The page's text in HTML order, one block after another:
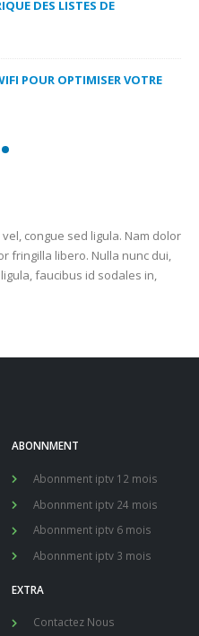
DES LISTES DE
POUR OPTIMISER VOTRE
congue sed ligula. Nam dolor
fringilla libero. Nulla nunc dui,
faucibus id sodales in,
ABONNMENT
Abonnment iptv 12 mois
Abonnment iptv 24 mois
Abonnment iptv 6 mois
Abonnment iptv 3 mois
EXTRA
Contactez Nous